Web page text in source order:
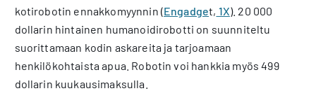
kotirobotin ennakkomyynnin (Engadget, 1X). 20 000
dollarin hintainen humanoidirobotti on suunniteltu
suorittamaan kodin askareita ja tarjoamaan
henkilökohtaista apua. Robotin voi hankkia myös 499
dollarin kuukausimaksulla.